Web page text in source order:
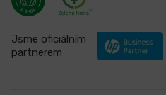
Jsme oficiálním
partnerem